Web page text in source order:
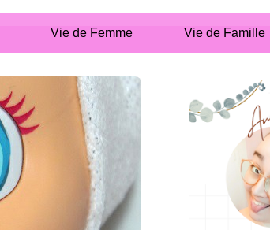
Vie de Femme Vie de Famille